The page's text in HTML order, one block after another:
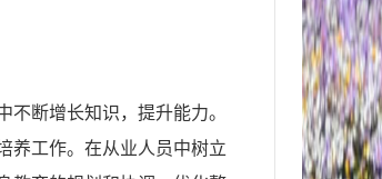
断增长知识，提升能力。
养工作。在从业人员中树立